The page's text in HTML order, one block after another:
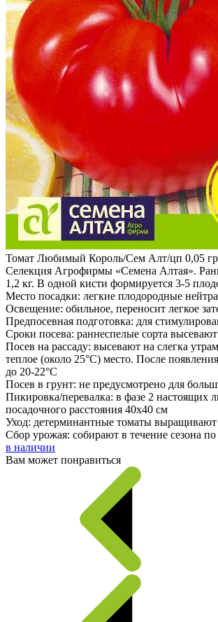
Томат Любимый Король/Сем Алт/цп 0,05
Селекция Агрофирмы «Семена Алтая».
1,2 кг. В одной кисти формируется 3-5
Место посадки: легкие плодородные
Освещение: обильное, переносит легкое
Предпосевная подготовка: для
Сроки посева: раннеспелые сорта
Посев на рассаду: высевают на слегка
теплое (около 25°С) место. После
до 20-22°С
Посев в грунт: не предусмотрено для
Пикировка/перевалка: в фазе 2
посадочного расстояния 40х40 см
Уход: детерминантные томаты
Сбор урожая: собирают в течение сезона
в наличии
Вам может понравиться